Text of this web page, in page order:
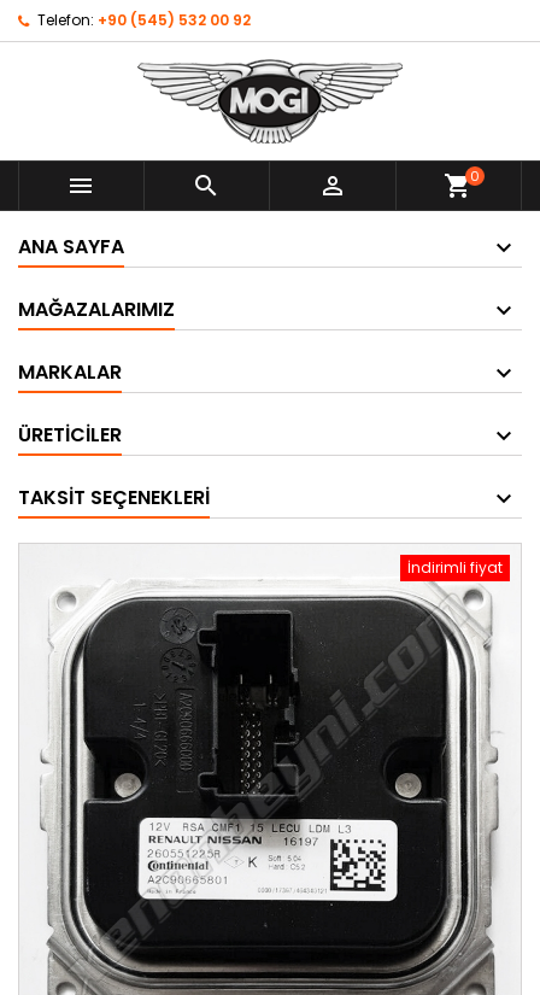
Telefon: +90 (545) 532 00 92
   shopping_cart0
ANA SAYFA
MAĞAZALARIMIZ
MARKALAR
ÜRETICILER
TAKSIT SEÇENEKLERI
İndirimli fiyat